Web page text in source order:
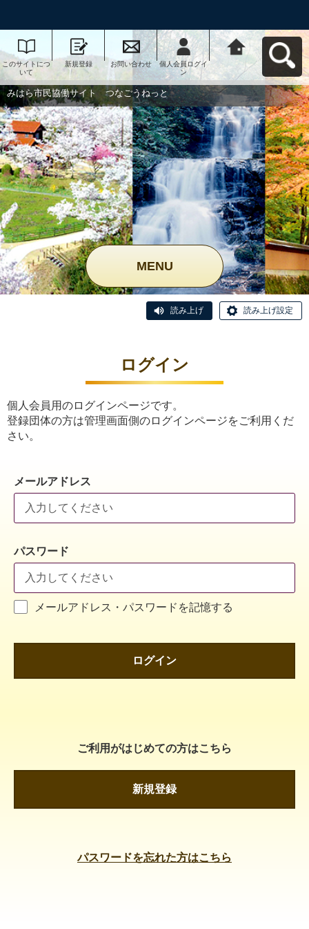
このサイトにつ
いて
新規登録 お問い合わせ
個人会員ログイ
ン
みはら市民協働
サイト つなご
うねっとへ戻る
みはら市民協働サイト つなごうねっと
MENU
読み上げ 読み上げ設定
ログイン
個人会員用のログインページです。
登録団体の方は管理画面側のログインページをご利用くだ
さい。
メールアドレス
パスワード
メールアドレス・パスワードを記憶する
ログイン
ご利用がはじめての方はこちら
新規登録
パスワードを忘れた方はこちら